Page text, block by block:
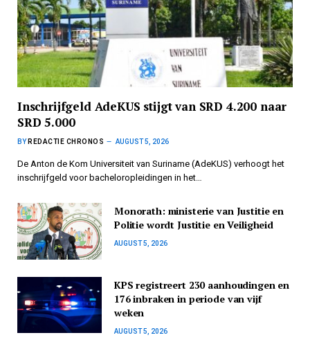
Inschrijfgeld AdeKUS stijgt van SRD 4.200 naar
SRD 5.000
BY REDACTIE CHRONOS AUGUST 5, 2026
De Anton de Kom Universiteit van Suriname (AdeKUS) verhoogt het
inschrijfgeld voor bacheloropleidingen in het…
Monorath: ministerie van Justitie en
Politie wordt Justitie en Veiligheid
AUGUST 5, 2026
KPS registreert 230 aanhoudingen en
176 inbraken in periode van vijf
weken
AUGUST 5, 2026